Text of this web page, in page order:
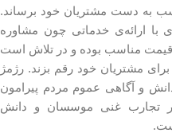
به دست مشتریان خود برساند.
ارائه‌ی خدماتی چون مشاوره
مناسب بوده و در تلاش است
مشتریان خود رقم بزند. رژمژ
و آگاهی عموم مردم پیرامون
تجارب غنی موسسان و دانش